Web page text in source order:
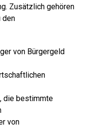
Zusätzlich gehören
den
von Bürgergeld
die bestimmte
von